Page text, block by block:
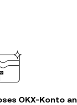
OKX-Konto an